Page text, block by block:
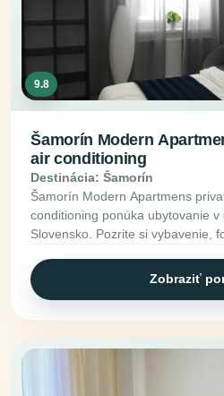
9.8
Šamorín Modern
air conditioning
Destinácia: Šamorín
Šamorín Modern Apartmens
conditioning ponúka ubytovanie v
Slovensko. Pozrite si vybavenie,
Zobraziť